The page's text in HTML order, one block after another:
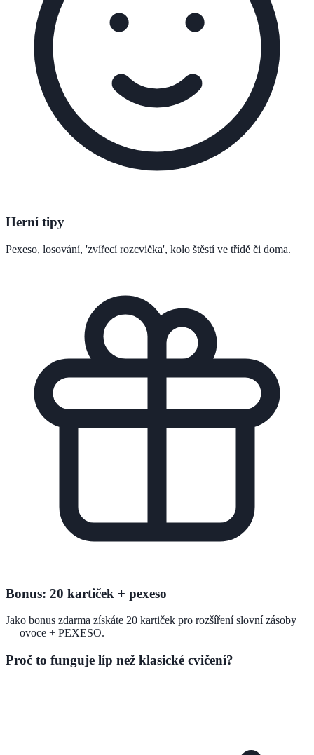
Herní tipy
Pexeso, losování, 'zvířecí rozcvička', kolo štěstí ve třídě či doma.
Bonus: 20 kartiček + pexeso
Jako bonus zdarma získáte 20 kartiček pro rozšíření slovní zásoby
— ovoce + PEXESO.
Proč to funguje líp než klasické cvičení?